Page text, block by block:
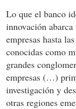
Lo que el banco
innovación abarca
empresas hasta
conocidas como
grandes
empresas (…)
investigación y
otras regiones